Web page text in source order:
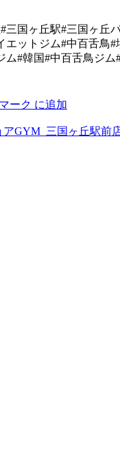
国ヶ丘駅#三国ヶ
ットジム#中百舌
#韓国#中百舌鳥ジ
アGYM_三国ヶ丘駅前